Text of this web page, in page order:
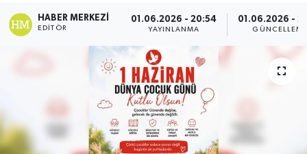
HABER MERKEZI
EDITÖR
01.06.2026 - 20:54
YAYINLANMA
01.06.2026 -
ESENTEPE
GAZİMAĞUSA
GÜNDEM